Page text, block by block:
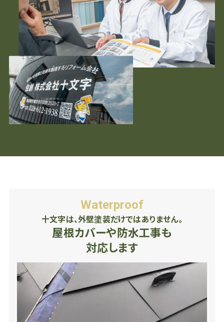
Waterproof
十文字は、外壁塗装だけではありません。
屋根カバーや防水工事も
対応します